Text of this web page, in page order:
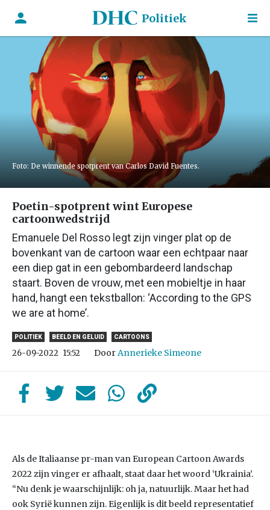
Politiek
Foto: De winnende spotprent van Carlos David Fuentes.
Poetin-spotprent wint Europese
cartoonwedstrijd
Emanuele Del Rosso legt zijn vinger plat op de
bovenkant van de cartoon waar een echtpaar naar
een diep gat in een gebombardeerd landschap
staart. Boven de vrouw, met een mobieltje in haar
hand, hangt een tekstballon: ‘According to the GPS
we are at home’.
POLITIEK BEELD EN GELUID CARTOONS
26-09-2022 15:52 DoorAnnerieke Simeone
Als de Italiaanse pr-man van European Cartoon Awards
2022 zijn vinger er afhaalt, staat daar het woord ‘Ukrainia’.
“Nu denk je waarschijnlijk: oh ja, natuurlijk. Maar het had
ook Syrië kunnen zijn. Eigenlijk is dit beeld representatief